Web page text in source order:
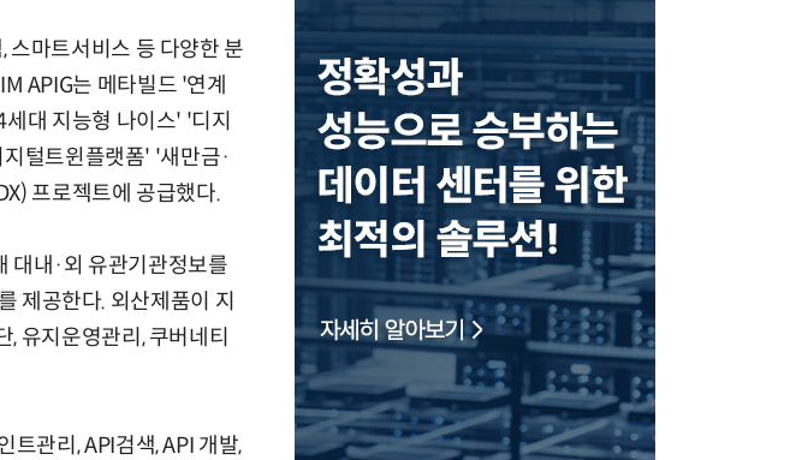
스마트서비스 등 다양한 분
APIG는 메타빌드 '연계
대 지능형 나이스' '디지
털트윈플랫폼' '새만금·
프로젝트에 공급했다.
대내·외 유관기관정보를
제공한다. 외산제품이 지
, 유지운영관리, 쿠버네티
트관리, API검색, API 개발,